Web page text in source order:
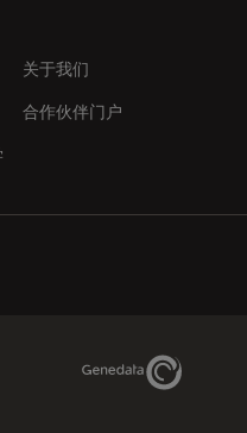
关于我们
合作伙伴门户
Genedata Link